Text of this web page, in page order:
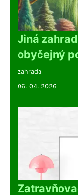
Jiná
obyčejný
zahrada
06. 04. 2026